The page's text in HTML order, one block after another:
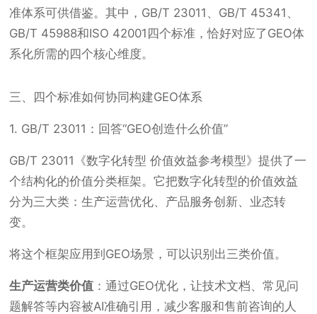
准体系可供借鉴。其中，GB/T 23011、GB/T 45341、
GB/T 45988和ISO 42001四个标准，恰好对应了GEO体
系化所需的四个核心维度。
三、四个标准如何协同构建GEO体系
1. GB/T 23011：回答“GEO创造什么价值”
GB/T 23011《数字化转型 价值效益参考模型》提供了一
个结构化的价值分类框架。它把数字化转型的价值效益
分为三大类：生产运营优化、产品服务创新、业态转
变。
将这个框架应用到GEO场景，可以识别出三类价值。
生产运营类价值 ：通过GEO优化，让技术文档、常见问
题解答等内容被AI准确引用，减少客服和售前咨询的人